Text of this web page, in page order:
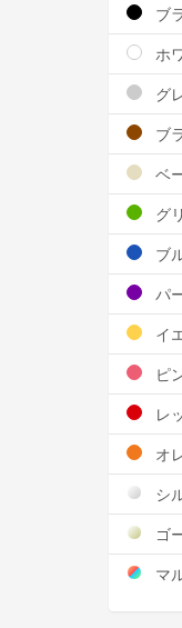
ブ
ホ
グ
ブ
ベ
グ
ブ
パ
イ
ピ
レ
オ
シ
ゴ
マ